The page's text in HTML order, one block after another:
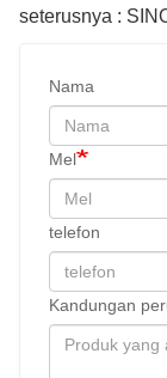
Nama
Mel
telefon
Kandungan